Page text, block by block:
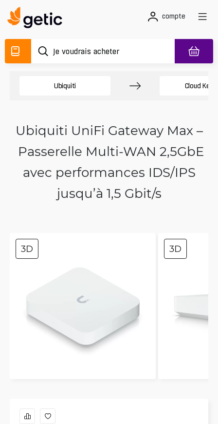
compte
Ubiquiti Cloud
Ubiquiti UniFi Gateway Max –
Passerelle Multi-WAN 2,5GbE
avec performances IDS/IPS
jusqu’à 1,5 Gbit/s
3D 3D